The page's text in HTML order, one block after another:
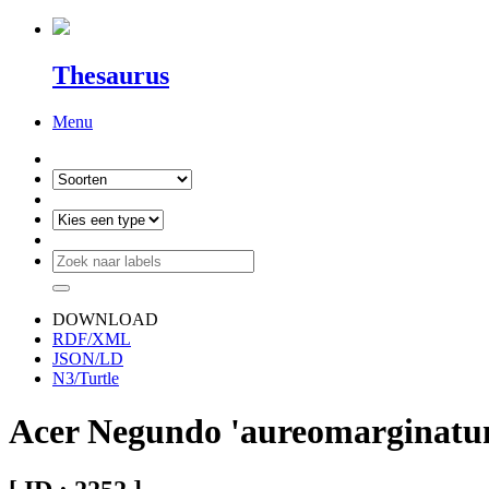
Thesaurus
Menu
DOWNLOAD
RDF/XML
JSON/LD
N3/Turtle
Acer Negundo